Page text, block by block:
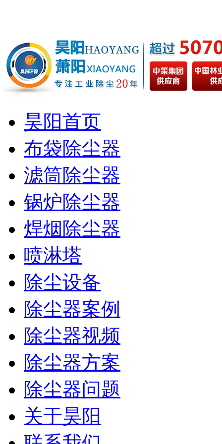
昊阳首页
布袋除尘器
滤筒除尘器
锅炉除尘器
焊烟除尘器
喷淋塔
除尘设备
除尘器案例
除尘器视频
除尘器方案
除尘器问题
关于昊阳